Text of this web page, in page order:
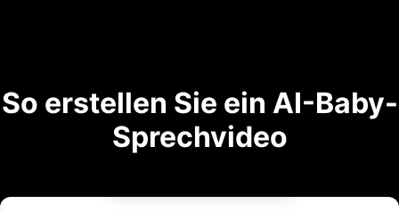
So erstellen Sie ein AI-Baby-
Sprechvideo